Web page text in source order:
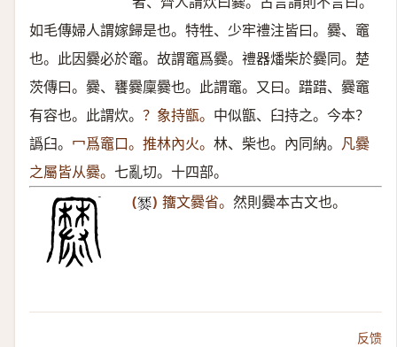
如毛傳婦人謂嫁歸是也。特牲、少牢禮注皆曰。爨、竈
也。此因爨必於竈。故謂竈爲爨。禮器燔柴於爨同。楚
茨傳曰。爨、饔爨廩爨也。此謂竈。又曰。踖踖、爨竈
有容也。此謂炊。 ？象持甑。 中似甑、臼持之。今本？
譌臼。 冖爲竈口。推林內火。 林、柴也。內同納。 凡爨
之屬皆从爨。 七亂切。十四部。
(𤏷 ) 籒文爨省。 然則爨本古文也。
反馈